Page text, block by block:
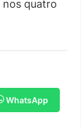
nos quatro
WhatsApp